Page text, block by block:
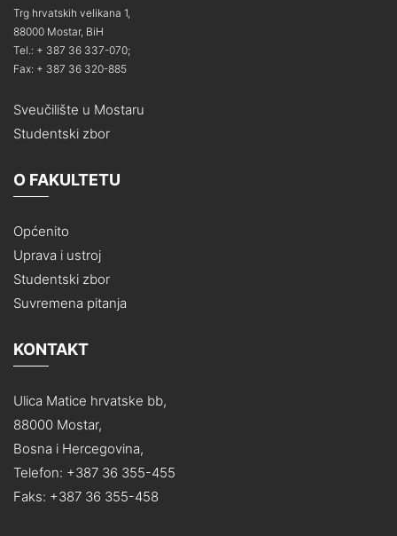
Trg hrvatskih velikana 1,
88000 Mostar, BiH
Tel.: + 387 36 337-070;
Fax: + 387 36 320-885
Sveučilište u Mostaru
Studentski zbor
O FAKULTETU
Općenito
Uprava i ustroj
Studentski zbor
Suvremena pitanja
KONTAKT
Ulica Matice hrvatske bb,
88000 Mostar,
Bosna i Hercegovina,
Telefon: +387 36 355-455
Faks: +387 36 355-458